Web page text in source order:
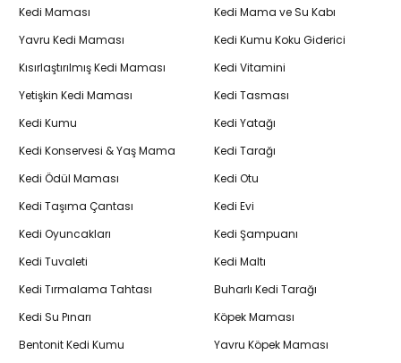
Kedi Maması
Yavru Kedi Maması
Kısırlaştırılmış Kedi Maması
Yetişkin Kedi Maması
Kedi Kumu
Kedi Konservesi & Yaş Mama
Kedi Ödül Maması
Kedi Taşıma Çantası
Kedi Oyuncakları
Kedi Tuvaleti
Kedi Tırmalama Tahtası
Kedi Su Pınarı
Bentonit Kedi Kumu
Kedi Mama ve Su Kabı
Kedi Kumu Koku Giderici
Kedi Vitamini
Kedi Tasması
Kedi Yatağı
Kedi Tarağı
Kedi Otu
Kedi Evi
Kedi Şampuanı
Kedi Maltı
Buharlı Kedi Tarağı
Köpek Maması
Yavru Köpek Maması